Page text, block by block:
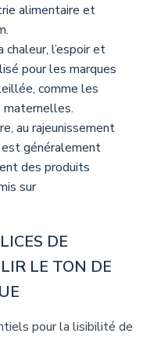
alimentaire et
l’espoir et
pour les marques
comme les
au rajeunissement
généralement
des produits
sur
DE
LE TON DE
pour la lisibilité de